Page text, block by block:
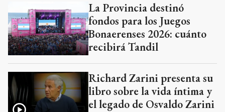
La Provincia destinó
fondos para los Juegos
Bonaerenses 2026: cuánto
recibirá Tandil
Richard Zarini presenta su
libro sobre la vida íntima y
el legado de Osvaldo Zarini